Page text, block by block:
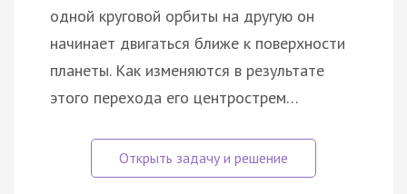
одной круговой орбиты на другую он
начинает двигаться ближе к поверхности
планеты. Как изменяются в результате
этого перехода его центрострем…